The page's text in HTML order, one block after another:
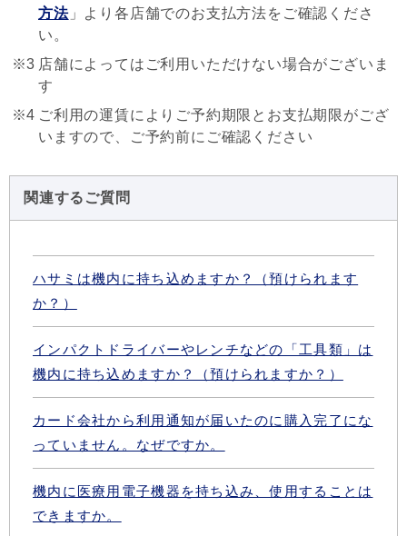
方法」より各店舗でのお支払方法をご確認くださ
い。
※3 店舗によってはご利用いただけない場合がございま
す
※4 ご利用の運賃によりご予約期限とお支払期限がござ
いますので、ご予約前にご確認ください
関連するご質問